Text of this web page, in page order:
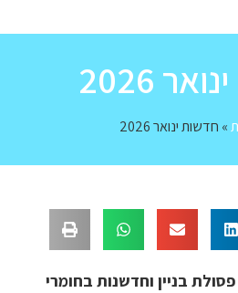
2026
» חדשות ינואר 2026
על פסולת בניין וחדשנות בחומרי